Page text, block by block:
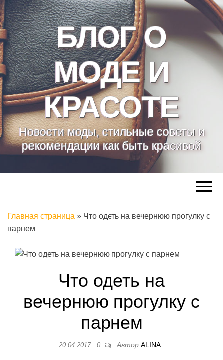
БЛОГ О
МОДЕ И
КРАСОТЕ
Новости моды, стильные советы и
рекомендации как быть красивой
Главная страница » Что одеть на вечернюю прогулку с
парнем
Что одеть на
вечернюю прогулку с
парнем
20.04.2017 0 Автор ALINA